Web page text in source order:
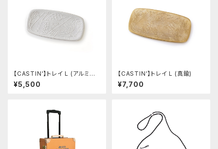
【CASTIN'】トレイ L (アルミナ
ム)
¥5,500
【CASTIN'】トレイ L (真鍮)
¥7,700